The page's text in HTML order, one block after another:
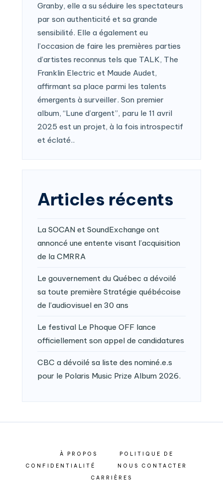
Granby, elle a su séduire les spectateurs
par son authenticité et sa grande
sensibilité. Elle a également eu
l’occasion de faire les premières parties
d’artistes reconnus tels que TALK, The
Franklin Electric et Maude Audet,
affirmant sa place parmi les talents
émergents à surveiller. Son premier
album, “Lune d’argent”, paru le 11 avril
2025 est un projet, à la fois introspectif
et éclaté..
Articles récents
La SOCAN et SoundExchange ont
annoncé une entente visant l’acquisition
de la CMRRA
Le gouvernement du Québec a dévoilé
sa toute première Stratégie québécoise
de l’audiovisuel en 30 ans
Le festival Le Phoque OFF lance
officiellement son appel de candidatures
CBC a dévoilé sa liste des nominé.e.s
pour le Polaris Music Prize Album 2026.
À PROPOS
POLITIQUE DE
CONFIDENTIALITÉ
NOUS CONTACTER
CARRIÈRES